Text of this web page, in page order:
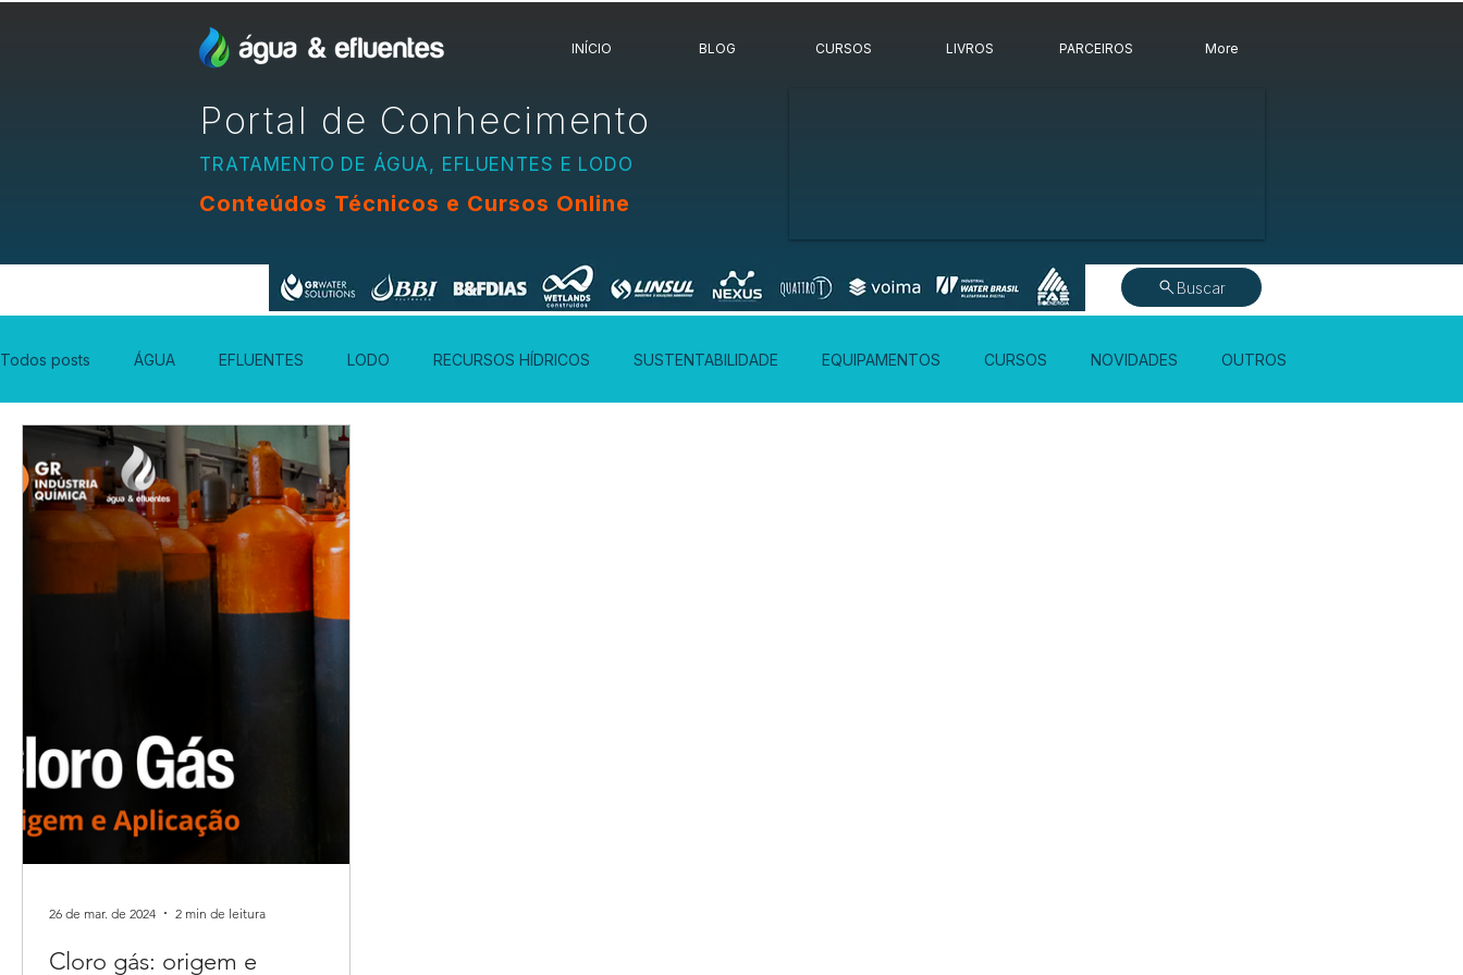
INÍCIO BLOG CURSOS LIVROS PARCEIROS More
Portal de Conhecimento
TRATAMENTO DE ÁGUA, EFLUENTES E LODO
Conteúdos Técnicos e Cursos Online
Buscar
Todos posts ÁGUA EFLUENTES LODO RECURSOS HÍDRICOS SUSTENTABILIDADE EQUIPAMENTOS CURSOS NOVIDADES OUTROS
Cloro gás: origem e
26 de mar. de 2024 2 min de leitura